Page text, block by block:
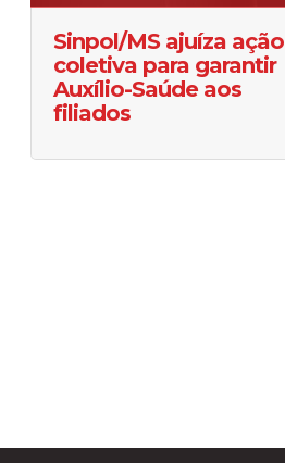
Sinpol/MS ajuíza ação
coletiva para garantir
Auxílio-Saúde aos
filiados